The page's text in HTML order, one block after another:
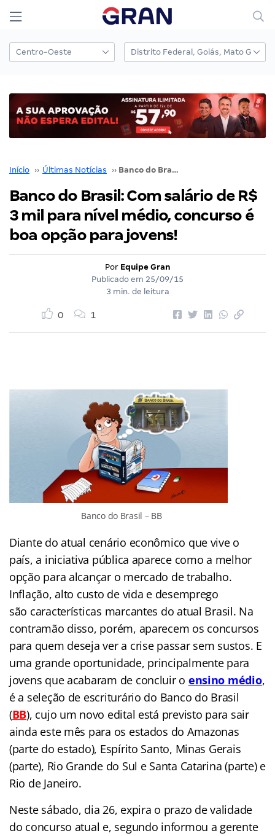
Início ›› Últimas Notícias ›› Banco do Brasil: Com salário de R$ 3 mil para nível médio, concurso é boa opção para jovens!
Banco do Brasil: Com salário de R$
3 mil para nível médio, concurso é
boa opção para jovens!
Por Equipe Gran
Publicado em 25/09/15
3 min. de leitura
0 1
Banco do Brasil – BB
Diante do atual cenário econômico que vive o
país, a iniciativa pública aparece como a melhor
opção para alcançar o mercado de trabalho.
Inflação, alto custo de vida e desemprego
são características marcantes do atual Brasil. Na
contramão disso, porém, aparecem os concursos
para quem deseja ver a crise passar sem sustos. E
uma grande oportunidade, principalmente para
jovens que acabaram de concluir o ensino médio,
é a seleção de escriturário do Banco do Brasil
(BB), cujo um novo edital está previsto para sair
ainda este mês para os estados do Amazonas
(parte do estado), Espírito Santo, Minas Gerais
(parte), Rio Grande do Sul e Santa Catarina (parte) e
Rio de Janeiro.
Neste sábado, dia 26, expira o prazo de validade
do concurso atual e, segundo informou a gerente